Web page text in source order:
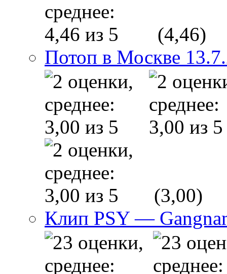
(4,46)
Потоп в Москве
(3,00)
Клип PSY —